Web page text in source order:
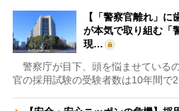
【「警察官離れ」
が本気で取り組む
現…
警察庁が目下、頭を悩ませている
官の採用試験の受験者数は10年間で